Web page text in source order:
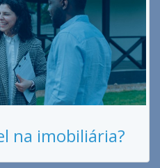
na imobiliária?